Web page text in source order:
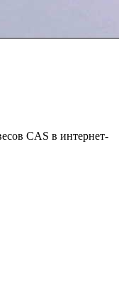
CAS в интернет-